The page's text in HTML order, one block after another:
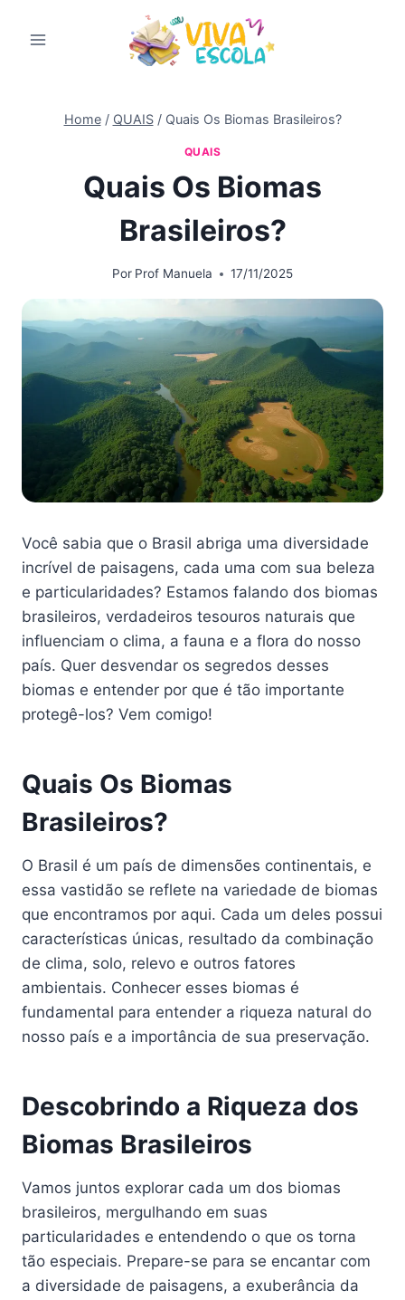
para
Home / QUAIS / Quais Os Biomas Brasileiros?
QUAIS
Quais Os Biomas
Brasileiros?
Por Prof Manuela 17/11/2025
Você sabia que o Brasil abriga uma diversidade
incrível de paisagens, cada uma com sua beleza
e particularidades? Estamos falando dos biomas
brasileiros, verdadeiros tesouros naturais que
influenciam o clima, a fauna e a flora do nosso
país. Quer desvendar os segredos desses
biomas e entender por que é tão importante
protegê-los? Vem comigo!
Quais Os Biomas
Brasileiros?
O Brasil é um país de dimensões continentais, e
essa vastidão se reflete na variedade de biomas
que encontramos por aqui. Cada um deles possui
características únicas, resultado da combinação
de clima, solo, relevo e outros fatores
ambientais. Conhecer esses biomas é
fundamental para entender a riqueza natural do
nosso país e a importância de sua preservação.
Descobrindo a Riqueza dos
Biomas Brasileiros
Vamos juntos explorar cada um dos biomas
brasileiros, mergulhando em suas
particularidades e entendendo o que os torna
tão especiais. Prepare-se para se encantar com
a diversidade de paisagens, a exuberância da